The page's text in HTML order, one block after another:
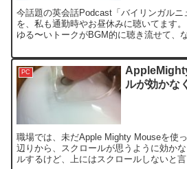
今話題の英会話Podcast「バイリンガルニ
を、私も通勤時やお昼休みに聴いてます
ゆる〜いトークがBGM的に聴き流せて、
PC
ルが効かな
職場では、未だApple Mighty Mouseを使
辺りから、スクロールが思うように効か
ルするけど、上にはスクロールしないと